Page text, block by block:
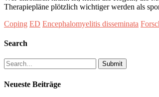
Therapiepläne plötzlich wichtiger werden als
Coping ED Encephalomyelitis disseminata
Search
Search
for:
Neueste Beiträge